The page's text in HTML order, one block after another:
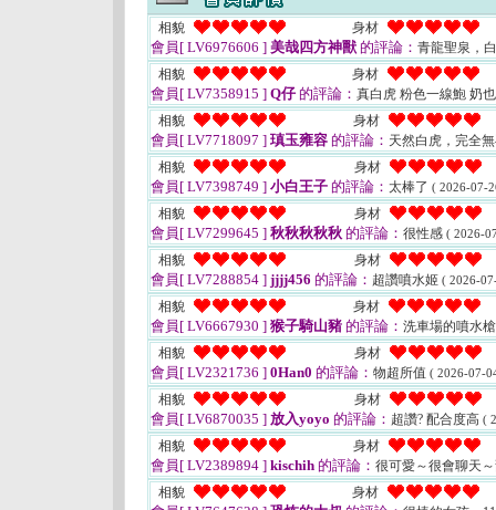
相貌 身材
會員[ LV6976606 ] 美哉四方神獸 的評論： 青龍聖泉，
相貌
身材
會員[ LV7358915 ] Q仔的評論： 真白虎 粉色一線鮑 奶
相貌
身材
會員[ LV7718097 ] 瑱玉雍容 的評論： 天然白虎，完全
相貌
身材
會員[ LV7398749 ] 小白王子 的評論： 太棒了 ( 2026-07-
相貌 身材
會員[ LV7299645 ] 秋秋秋秋秋 的評論： 很性感 ( 2026-
相貌 身材
會員[ LV7288854 ] jjjj456 的評論： 超讚噴水姬 ( 2026-
相貌 身材
會員[ LV6667930 ] 猴子騎山豬 的評論： 洗車場的噴水
相貌
身材
會員[ LV2321736 ] 0Han0 的評論： 物超所值 ( 2026-07-
相貌 身材
會員[ LV6870035 ] 放入yoyo 的評論： 超讚? 配合度高 (
相貌 身材
會員[ LV2389894 ] kischih 的評論： 很可愛～很會聊天
相貌
身材